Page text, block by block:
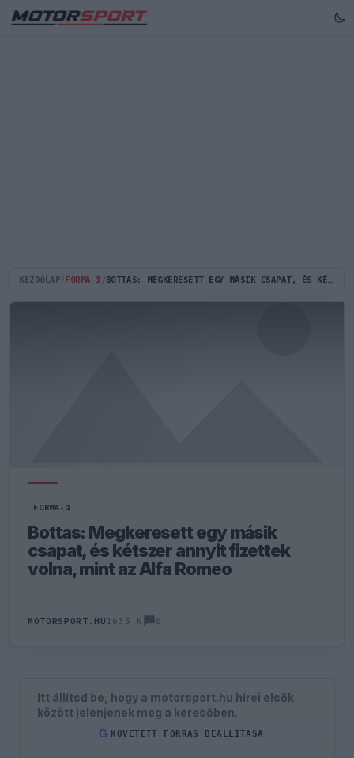
KEZDŐLAP FORMA-1 BOTTAS: MEGKERESETT EGY MÁSIK CSAPAT, ÉS KÉTSZER ANNYIT FIZETTEK VOLNA, MINT AZ ALFA ROMEO
FORMA-1
Bottas: Megkeresett egy másik
csapat, és kétszer annyit fizettek
volna, mint az Alfa Romeo
MOTORSPORT.HU 1635 N 0
Itt állítsd be, hogy a motorsport.hu hírei elsők
között jelenjenek meg a keresőben.
G KÖVETETT FORRÁS BEÁLLÍTÁSA